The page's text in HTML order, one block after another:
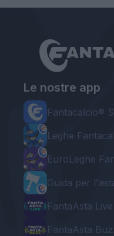
Le nostre app
Fantacalcio®
Leghe
EuroLeghe
Guida per
FantaAsta Live
FantaAsta